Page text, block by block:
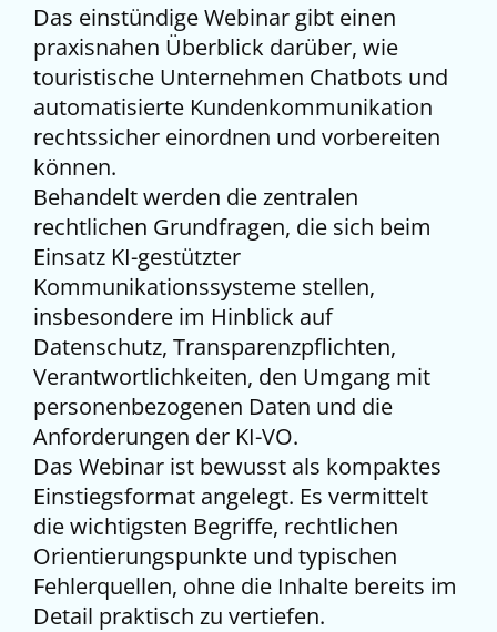
Das einstündige Webinar gibt einen
praxisnahen Überblick darüber, wie
touristische Unternehmen Chatbots und
automatisierte Kundenkommunikation
rechtssicher einordnen und vorbereiten
können.
Behandelt werden die zentralen
rechtlichen Grundfragen, die sich beim
Einsatz KI-gestützter
Kommunikationssysteme stellen,
insbesondere im Hinblick auf
Datenschutz, Transparenzpflichten,
Verantwortlichkeiten, den Umgang mit
personenbezogenen Daten und die
Anforderungen der KI-VO.
Das Webinar ist bewusst als kompaktes
Einstiegsformat angelegt. Es vermittelt
die wichtigsten Begriffe, rechtlichen
Orientierungspunkte und typischen
Fehlerquellen, ohne die Inhalte bereits im
Detail praktisch zu vertiefen.